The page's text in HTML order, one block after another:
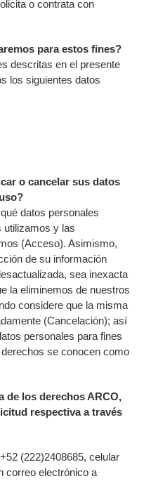
o contrata con
para estos fines?
descritas en el presente
los siguientes datos
o cancelar sus datos
datos personales
utilizamos y las
(Acceso). Asimismo,
de su información
sea inexacta
la eliminemos de nuestros
considere que la misma
(Cancelación); así
personales para fines
se conocen como
de los derechos ARCO,
respectiva a través
(222)2408685, celular
correo electrónico a